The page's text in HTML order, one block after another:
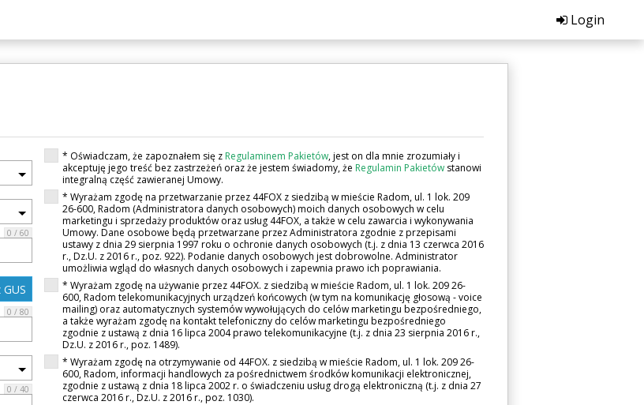
Login
0 / 60
GUS
0 / 80
0 / 40
* Oświadczam, że zapoznałem się z Regulaminem Pakietów, jest on dla mnie zrozumiały i
akceptuję jego treść bez zastrzeżeń oraz że jestem świadomy, że Regulamin Pakietówstanowi
integralną część zawieranej Umowy.
* Wyrażam zgodę na przetwarzanie przez 44FOX z siedzibą w mieście Radom, ul. 1 lok. 209
26-600, Radom (Administratora danych osobowych) moich danych osobowych w celu
marketingu i sprzedaży produktów oraz usług 44FOX, a także w celu zawarcia i wykonywania
Umowy. Dane osobowe będą przetwarzane przez Administratora zgodnie z przepisami
ustawy z dnia 29 sierpnia 1997 roku o ochronie danych osobowych (t.j. z dnia 13 czerwca 2016
r., Dz.U. z 2016 r., poz. 922). Podanie danych osobowych jest dobrowolne. Administrator
umożliwia wgląd do własnych danych osobowych i zapewnia prawo ich poprawiania.
* Wyrażam zgodę na używanie przez 44FOX. z siedzibą w mieście Radom, ul. 1 lok. 209 26-
600, Radom telekomunikacyjnych urządzeń końcowych (w tym na komunikację głosową - voice
mailing) oraz automatycznych systemów wywołujących do celów marketingu bezpośredniego,
a także wyrażam zgodę na kontakt telefoniczny do celów marketingu bezpośredniego
zgodnie z ustawą z dnia 16 lipca 2004 prawo telekomunikacyjne (t.j. z dnia 23 sierpnia 2016 r.,
Dz.U. z 2016 r., poz. 1489).
* Wyrażam zgodę na otrzymywanie od 44FOX. z siedzibą w mieście Radom, ul. 1 lok. 209 26-
600, Radom, informacji handlowych za pośrednictwem środków komunikacji elektronicznej,
zgodnie z ustawą z dnia 18 lipca 2002 r. o świadczeniu usług drogą elektroniczną (t.j. z dnia 27
czerwca 2016 r., Dz.U. z 2016 r., poz. 1030).